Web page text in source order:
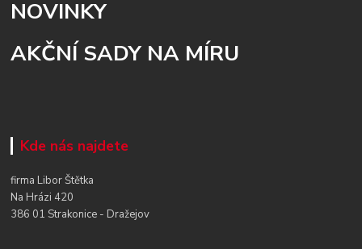
NOVINKY
AKČNÍ SADY NA MÍRU
Kde nás najdete
firma Libor Štětka
Na Hrázi 420
386 01 Strakonice - Dražejov